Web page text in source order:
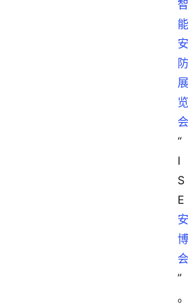
智
能
安
防
展
览
会
“
I
S
E
安
博
会
”
。